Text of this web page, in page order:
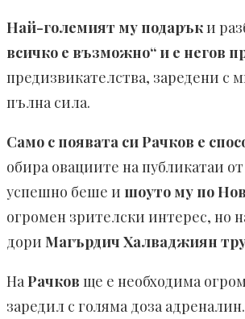
Най-големият му подаръки
всичко е възможно“ и е негов
предизвикателства, заредени с
пълна сила.
Само с появата си Рачков е
обира овациите на публикатаи
успешно беше и шоуто му по
огромен зрителски интерес, но
дори Магърдич Халваджиян
НаРачков ще е необходима
заредил с голяма доза адреналин.